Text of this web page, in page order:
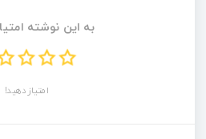
به این نوشته
امتیاز دهید!